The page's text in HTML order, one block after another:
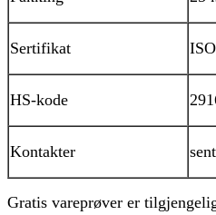
Sertifikat
HS-kode
Kontakter
Gratis vareprøver er